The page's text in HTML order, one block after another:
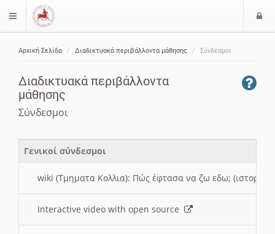
$langMenu
Αρχική Σελίδα Διαδικτυακά περιβάλλοντα μάθησης Σύνδεσμοι
Διαδικτυακά περιβάλλοντα
μάθησης
Σύνδεσμοι
Γενικοί σύνδεσμοι
wiki (Τμηματα Κολλια): Πώς έφτασα να ζω εδω; (ιστορια)
Interactive video with open source